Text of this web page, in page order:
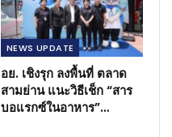
NEWS​ UPDATE
อย. เชิงรุก ลงพื้นที่ ตลาด
สามย่าน แนะวิธีเช็ก “สาร
บอแรกซ์ในอาหาร”…